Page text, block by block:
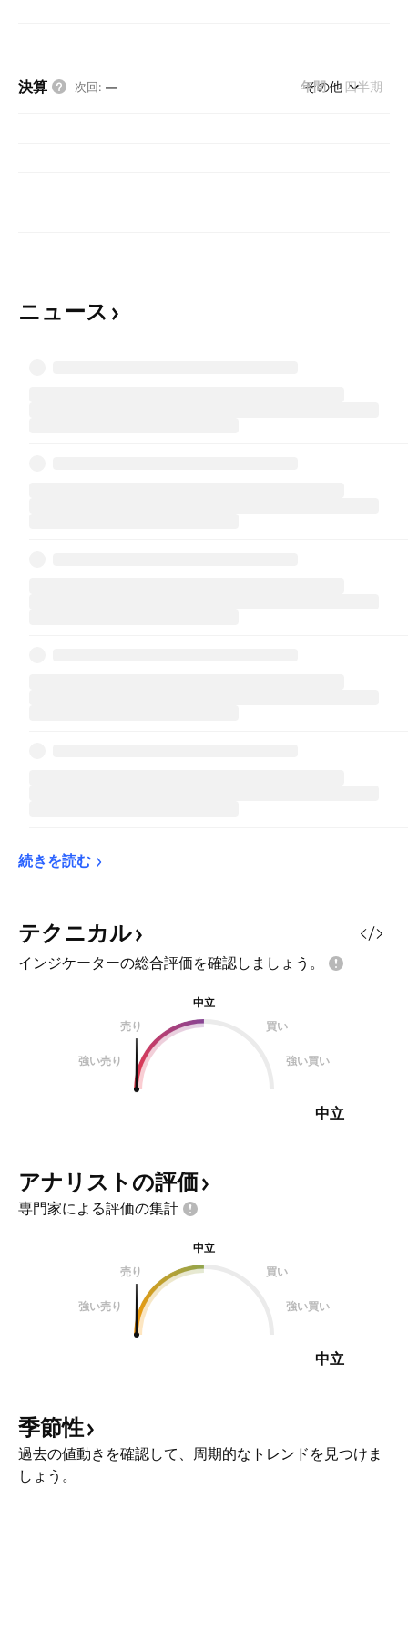
決算 次回: — 年間 四半期
その他
ニュース
続きを読む
テクニカル
インジケーターの総合評価を確認しましょう。
中立
売り
買い
強い売り 強い買い
中立
アナリストの評価
専門家による評価の集計
中立
売り
買い
強い売り 強い買い
中立
季節性
過去の値動きを確認して、周期的なトレンドを見つけま
しょう。